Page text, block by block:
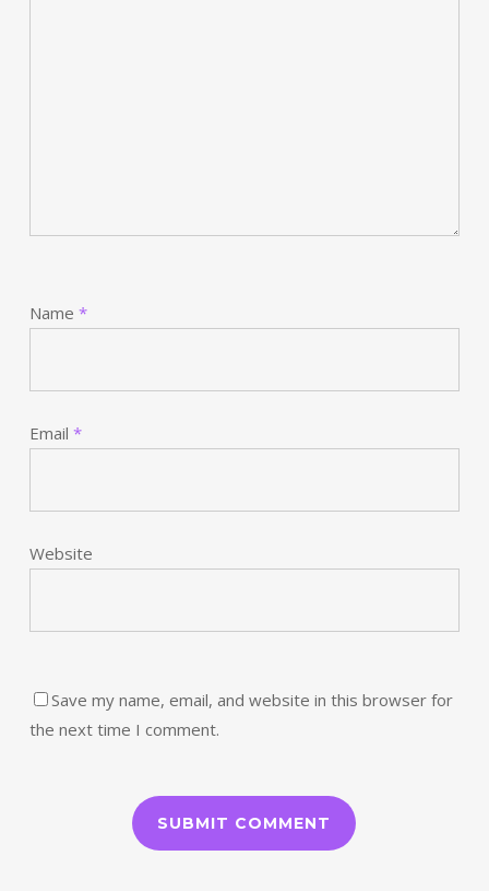
Name *
Email *
Website
Save my name, email, and website in this browser for
the next time I comment.